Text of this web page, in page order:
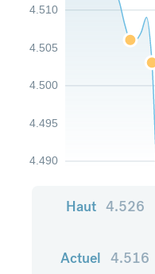
4.490
4.495
4.500
4.505
4.510
Haut 4.526
Actuel 4.516